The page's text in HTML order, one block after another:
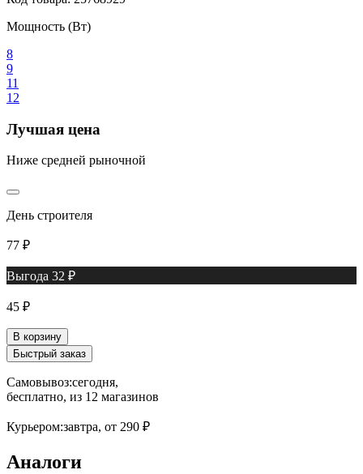
Мощность (Вт)
8
9
11
12
Лучшая цена
Ниже средней рыночной
День строителя
77 ₽
Выгода 32 ₽
45 ₽
В корзину
Быстрый заказ
Самовывоз:сегодня,
бесплатно, из 12 магазинов
Курьером:завтра, от 290 ₽
Аналоги